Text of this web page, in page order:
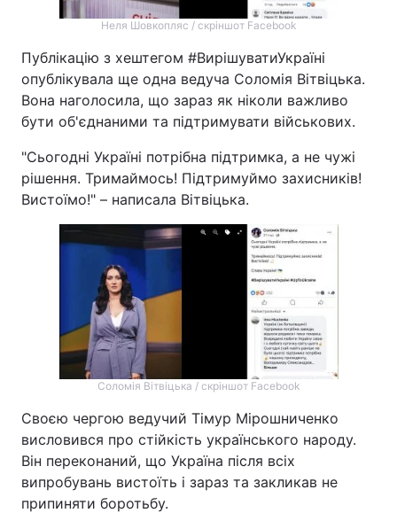
Неля Шовкопляс / скріншот Facebook
Публікацію з хештегом #ВирішуватиУкраїні
опублікувала ще одна ведуча Соломія Вітвіцька.
Вона наголосила, що зараз як ніколи важливо
бути об'єднаними та підтримувати військових.
"Сьогодні Україні потрібна підтримка, а не чужі
рішення. Тримаймось! Підтримуймо захисників!
Вистоїмо!" – написала Вітвіцька.
Соломія Вітвіцька / скріншот Facebook
Своєю чергою ведучий Тімур Мірошниченко
висловився про стійкість українського народу.
Він переконаний, що Україна після всіх
випробувань вистоїть і зараз та закликав не
припиняти боротьбу.